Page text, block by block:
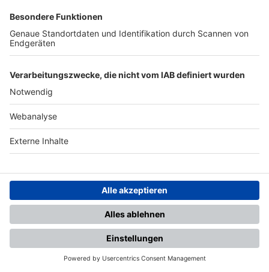
BFV-Geschäftsstellen
Trainerbörse
FOLGE DEM BFV
TOP-VEREINE
TOP-PARTNER